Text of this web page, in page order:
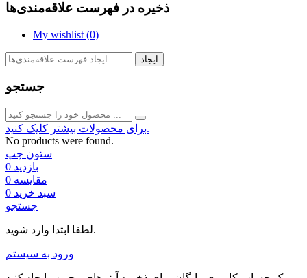
ذخیره در فهرست علاقه‌مندی‌ها
My wishlist (0)
ایجاد
جستجو
برای محصولات بیشتر کلیک کنید.
No products were found.
ستون چپ
بازدید 0
مقایسه 0
سبد خرید 0
جستجو
لطفا ابتدا وارد شوید.
ورود به سیستم